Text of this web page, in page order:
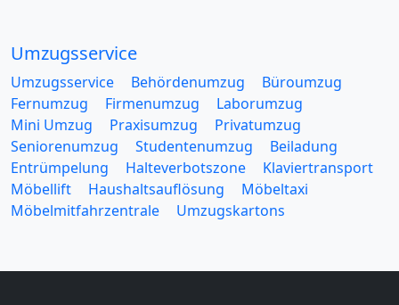
Umzugsservice
Umzugsservice Behördenumzug
Büroumzug
Fernumzug
Firmenumzug
Laborumzug
Mini Umzug
Praxisumzug
Privatumzug
Seniorenumzug
Studentenumzug
Beiladung
Entrümpelung
Halteverbotszone
Klaviertransport
Möbellift
Haushaltsauflösung
Möbeltaxi
Möbelmitfahrzentrale
Umzugskartons